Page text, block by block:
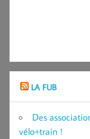
LA FUB
Des
vélo+train !